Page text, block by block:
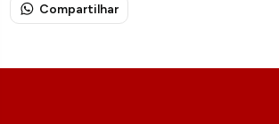
Compartilhar